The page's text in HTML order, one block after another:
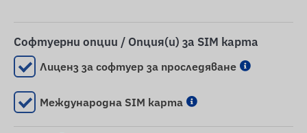
Софтуерни опции / Опция(и) за SIM карта
Лиценз за софтуер за проследяване
Международна SIM карта